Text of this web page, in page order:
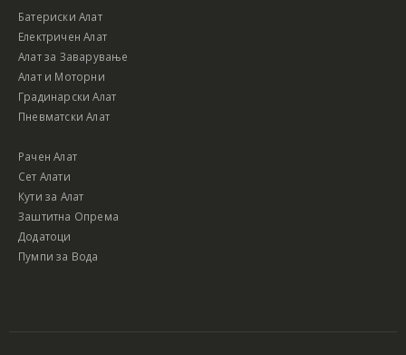
Батериски Алат
Електричен Алат
Алат за Заварување
Алат и Моторни
Градинарски Алат
Пневматски Алат
Рачен Алат
Сет Алати
Кути за Алат
Заштитна Опрема
Додатоци
Пумпи за Вода